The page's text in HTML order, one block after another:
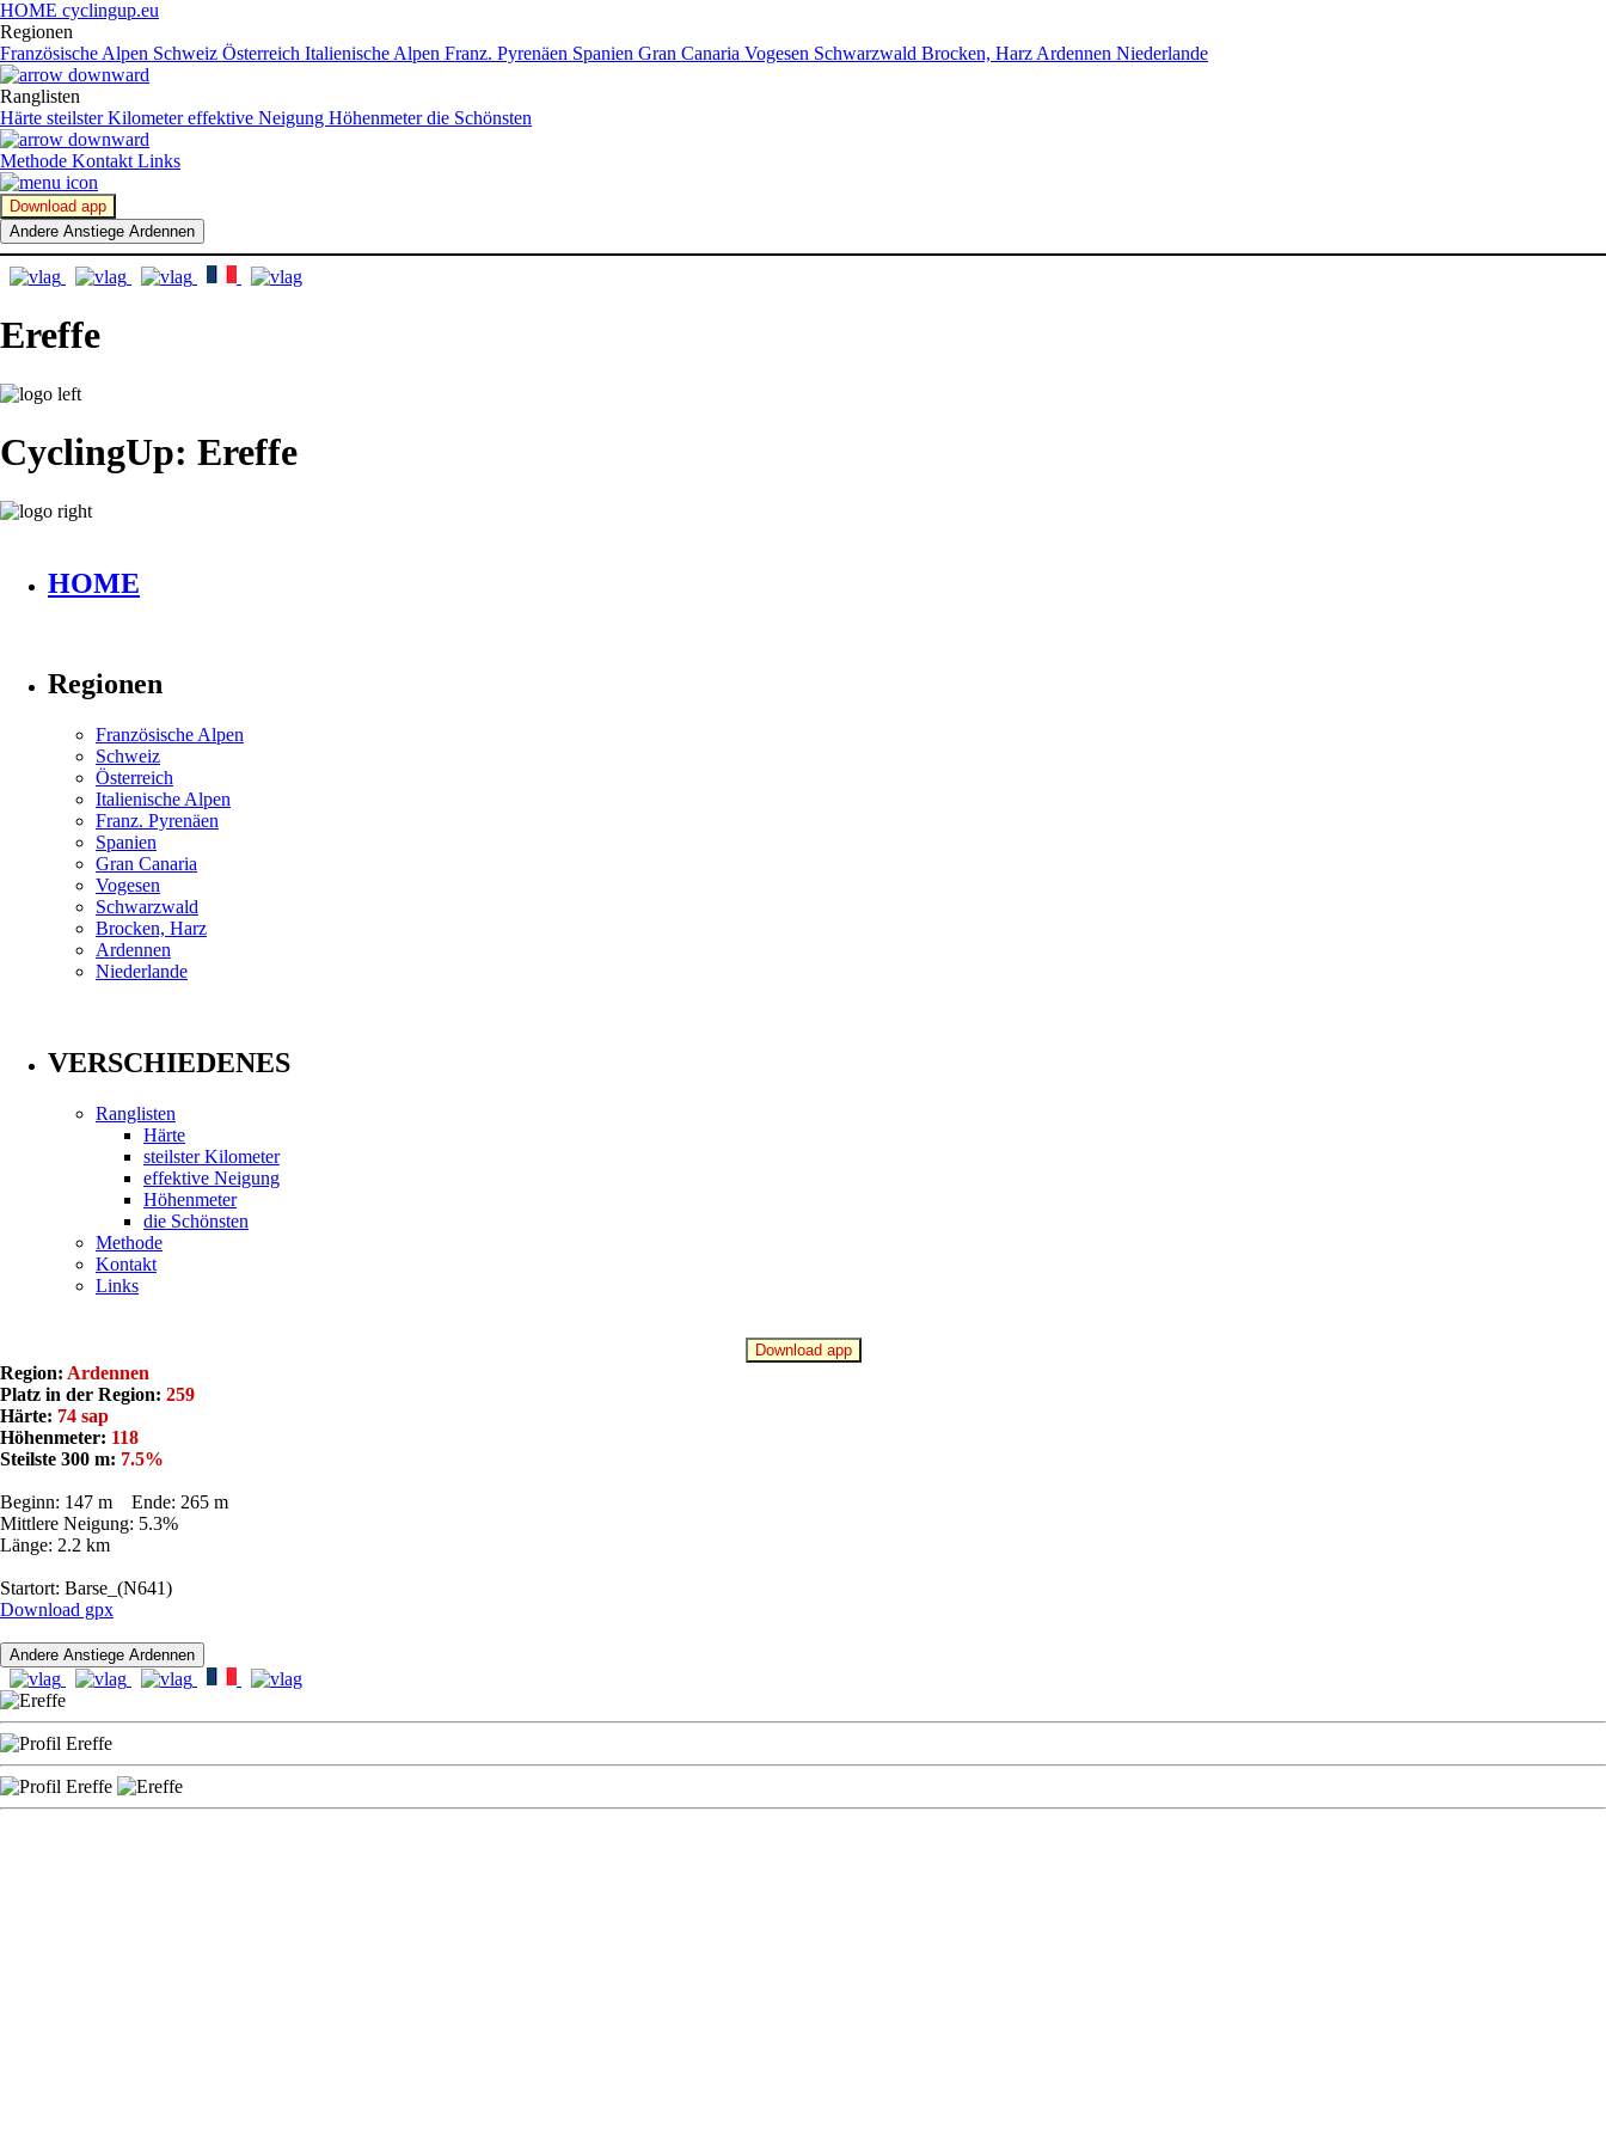
HOME cyclingup.eu
Regionen
Französische Alpen Schweiz Österreich Italienische Alpen Franz. Pyrenäen Spanien Gran Canaria Vogesen Schwarzwald Brocken, Harz Ardennen Niederlande
Ranglisten
Härte steilster Kilometereffektive Neigung Höhenmeterdie Schönsten
Methode Kontakt Links
Download app
Andere Anstiege Ardennen
Ereffe
CyclingUp: Ereffe
HOME
Regionen
Französische Alpen
Schweiz
Österreich
Italienische Alpen
Franz. Pyrenäen
Spanien
Gran Canaria
Vogesen
Schwarzwald
Brocken, Harz
Ardennen
Niederlande
VERSCHIEDENES
Ranglisten
Härte
steilster Kilometer
effektive Neigung
Höhenmeter
die Schönsten
Methode
Kontakt
Links
Download app
Region: Ardennen
Platz in der Region: 259
Härte: 74 sap
Höhenmeter: 118
Steilste 300 m: 7.5%
Beginn: 147 m Ende: 265 m
Mittlere Neigung: 5.3%
Länge: 2.2 km
Startort: Barse_(N641)
Download gpx
Andere Anstiege Ardennen